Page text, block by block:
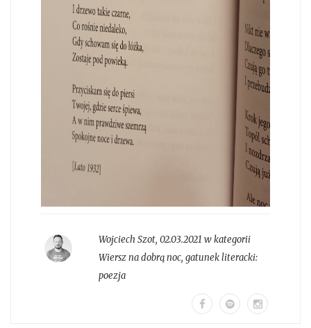
Wojciech Szot, 02.03.2021 w kategorii
Wiersz na dobrą noc, gatunek literacki:
poezja